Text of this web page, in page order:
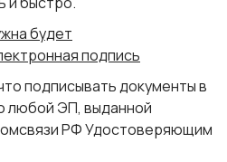
будет
подпись
подписывать документы в
любой ЭП, выданной
РФ Удостоверяющим